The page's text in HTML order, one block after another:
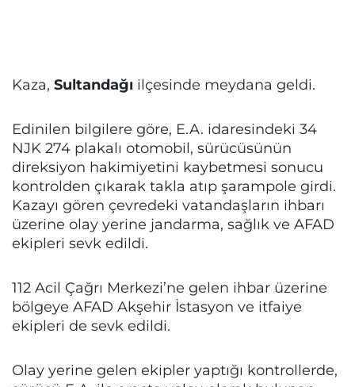
Kaza, Sultandağı ilçesinde meydana geldi.
Edinilen bilgilere göre, E.A. idaresindeki 34
NJK 274 plakalı otomobil, sürücüsünün
direksiyon hakimiyetini kaybetmesi sonucu
kontrolden çıkarak takla atıp şarampole girdi.
Kazayı gören çevredeki vatandaşların ihbarı
üzerine olay yerine jandarma, sağlık ve AFAD
ekipleri sevk edildi.
112 Acil Çağrı Merkezi’ne gelen ihbar üzerine
bölgeye AFAD Akşehir İstasyon ve itfaiye
ekipleri de sevk edildi.
Olay yerine gelen ekipler yaptığı kontrollerde,